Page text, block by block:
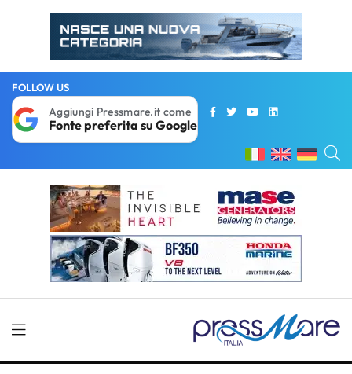
FOLLOW US
Aggiungi Pressmare.it come
Fonte preferita su Google